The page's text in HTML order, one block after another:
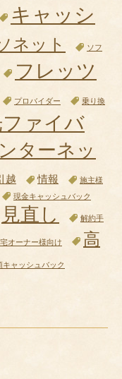
キャッシ
ネット ソフ
フレッツ
プロバイダー 乗り換
ァイバ
ターネッ
越 情報
施主様
現金キャッシュバック
見直し 解約手
オーナー様向け
高
キャッシュバック